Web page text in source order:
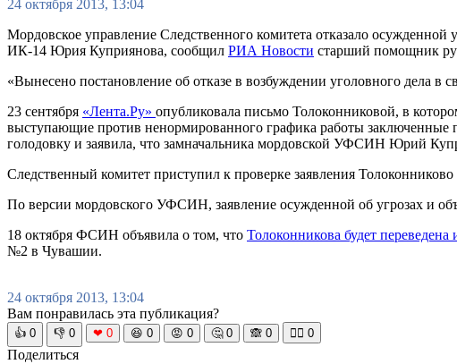
24 октября 2013, 13:04
Мордовское управление Следственного комитета отказало осужденной
ИК-14 Юрия Куприянова, сообщил РИА Новости старший помощник
«Вынесено постановление об отказе в возбуждении уголовного дела в
23 сентября «Лента.Ру» опубликовала письмо Толоконниковой, в
выступающие против ненормированного графика работы заключенные
голодовку и заявила, что замначальника мордовской УФСИН Юрий
Следственный комитет приступил к проверке заявления
По версии мордовского УФСИН, заявление осужденной об угрозах и
18 октября ФСИН объявила о том, что Толоконникова будет
№2 в Чувашии.
24 октября 2013, 13:04
Вам понравилась эта публикация?
👍 0 👎 0 ❤ 0 😆 0 😡 0 🤔 0 🙈 0 🧘‍♀️ 0
Поделиться